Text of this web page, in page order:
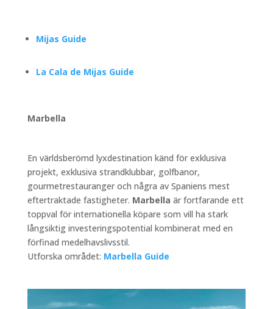
Mijas Guide
La Cala de Mijas Guide
Marbella
En världsberömd lyxdestination känd för exklusiva
projekt, exklusiva strandklubbar, golfbanor,
gourmetrestauranger och några av Spaniens mest
eftertraktade fastigheter. Marbella är fortfarande ett
toppval för internationella köpare som vill ha stark
långsiktig investeringspotential kombinerat med en
förfinad medelhavslivsstil.
Utforska området: Marbella Guide